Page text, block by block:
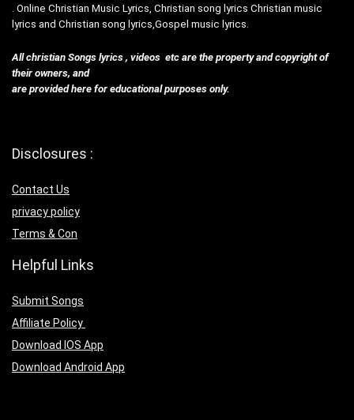
. Online Christian Music Lyrics, Christian song lyrics Christian music
lyrics and Christian song lyrics,Gospel music lyrics.
All christian Songs lyrics , videos etc are the property and copyright of
their owners, and
are provided here for educational purposes only.
Disclosures :
Contact Us
privacy policy
Terms & Con
Helpful Links
Submit Songs
Affiliate Policy
Download IOS App
Download Android App